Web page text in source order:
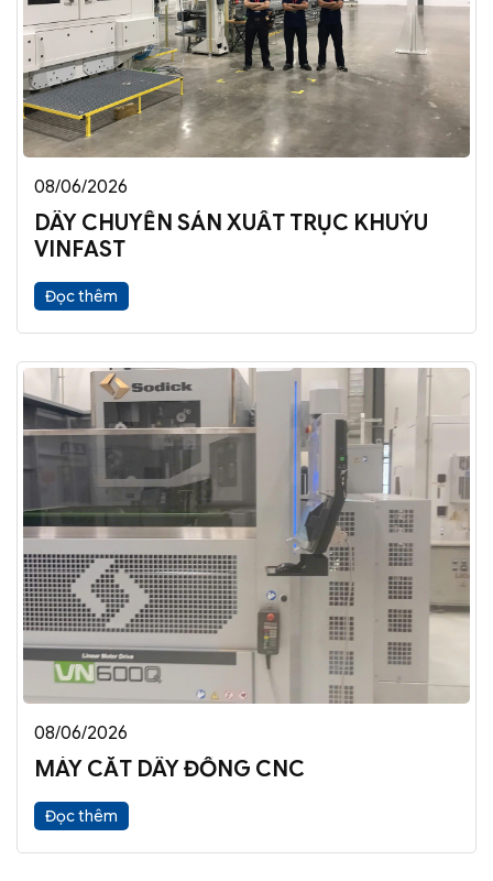
08/06/2026
DÂY CHUYỀN SẢN XUẤT TRỤC KHUỶU
VINFAST
Đọc thêm
08/06/2026
MÁY CẮT DÂY ĐỒNG CNC
Đọc thêm